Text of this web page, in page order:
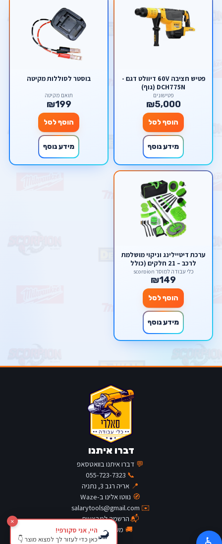
פטיש חציבה 60V דיוולט דגם -
DCH775N (גוף)
פטישונים
₪5,000
הוסף לסל
מידע נוסף
בוסטר לסוללות מקיטה
תואם מקיטה
₪199
הוסף לסל
מידע נוסף
ערכת דיטיילינג וניקוי מושלמת
לרכב – 21 חלקים (כולל
מברשות למברגה ומוט
טלסקופי)
כלי עבודה למוסך scorpion
₪149
הוסף לסל
מידע נוסף
דברו איתנו
💬 דברו איתנו בוואטסאפ
📞
055-723-7323
📍 אריה רגב 3, נתניה
🧭 נווטו אלינו ב-Waze
✉️
salarytools@gmail.com
📬הרשמה למבצעים
🚚 מעקב משלוח
×
🦂היי, אני סקורפי!
כאן כדי לעזור לך למצוא מוצר 👇